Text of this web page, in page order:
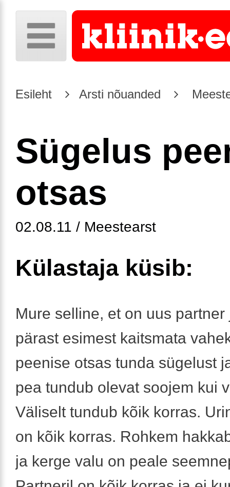
Esileht Arsti nõuanded
Sügelus
otsas
02.08.11 / Meestearst
Külastaja küsib:
Mure selline, et on uus partner
pärast esimest kaitsmata
peenise otsas tunda sügelust
pea tundub olevat soojem kui
Väliselt tundub kõik korras.
on kõik korras. Rohkem
ja kerge valu on peale